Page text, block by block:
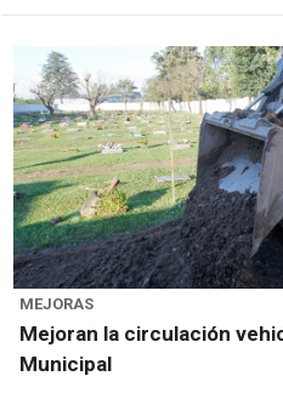
MEJORAS
Mejoran la circulación
Municipal